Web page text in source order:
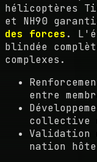
hélicoptères
et NH90
des forces .
blindée
complexes.
entre
collective
Validation
nation hôte